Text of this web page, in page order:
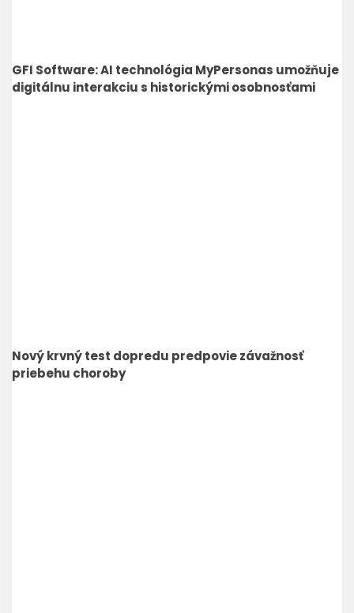
GFI Software: AI technológia MyPersonas umožňuje
digitálnu interakciu s historickými osobnosťami
Nový krvný test dopredu predpovie závažnosť
priebehu choroby